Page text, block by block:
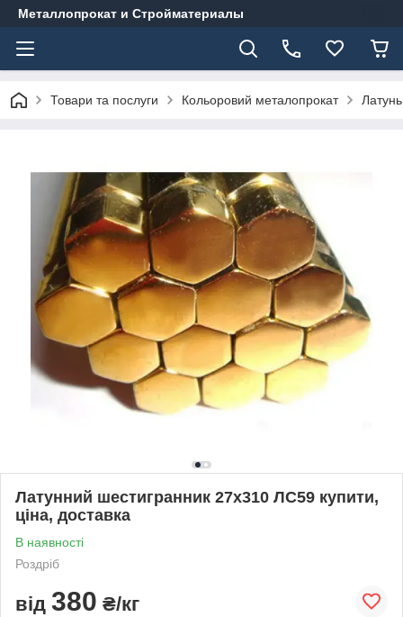
Металлопрокат и Стройматериалы
Товари та послуги Кольоровий металопрокат Латунь
Латунний шестигранник 27х310 ЛС59 купити,
ціна, доставка
В наявності
Роздріб
від 380 ₴/кг